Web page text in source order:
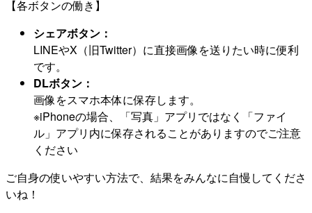
【各ボタンの働き】
シェアボタン：
LINEやX（旧Twitter）に直接画像を送りたい時に便利
です。
DLボタン：
画像をスマホ本体に保存します。
※iPhoneの場合、「写真」アプリではなく「ファイ
ル」アプリ内に保存されることがありますのでご注意
ください
ご自身の使いやすい方法で、結果をみんなに自慢してくださ
いね！